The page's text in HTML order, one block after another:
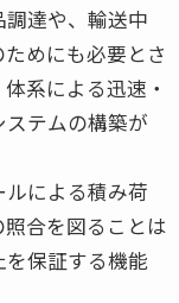
達や、輸送中
めにも必要とさ
系による迅速・
テムの構築が
による積み荷
合を図ることは
保証する機能